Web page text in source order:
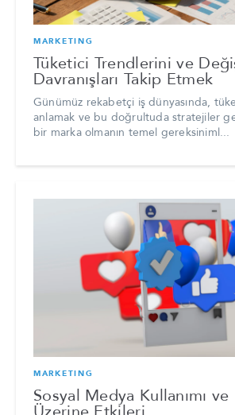
MARKETING
Tüketici Trendlerini ve
Davranışları Takip Etmek
Günümüz rekabetçi iş dünyasında,
anlamak ve bu doğrultuda stratejiler
bir marka olmanın temel gereksiniml...
MARKETING
Sosyal Medya Kullanımı